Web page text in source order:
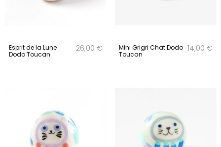
Esprit de la Lune
Dodo Toucan
26,00 €
Mini Grigri Chat Dodo
Toucan
14,00 €